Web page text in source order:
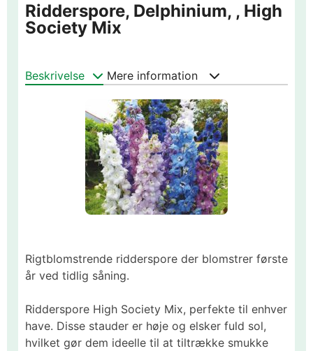
Ridderspore, Delphinium, , High
Society Mix
Beskrivelse Mere information
Rigtblomstrende ridderspore der blomstrer første
år ved tidlig såning.
Ridderspore High Society Mix, perfekte til enhver
have. Disse stauder er høje og elsker fuld sol,
hvilket gør dem ideelle til at tiltrække smukke